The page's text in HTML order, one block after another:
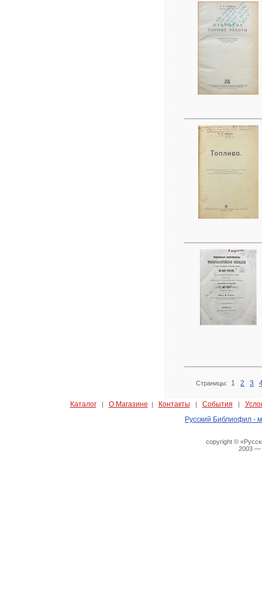
Страницы: 1 2 3
Каталог| О Магазине | Контакты | События |
Русский Библиофил -
copyright ©
2003 —